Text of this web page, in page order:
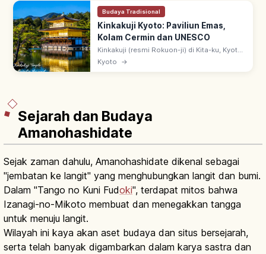
Budaya Tradisional
Kinkakuji Kyoto: Paviliun Emas,
Kolam Cermin dan UNESCO
Kinkakuji (resmi Rokuon-ji) di Kita-ku, Kyoto:
paviliun 3 lantai berlapis daun emas
(Shariden), didirikan Ashikaga Yoshimitsu.
Kyoto →
Sejarah dan Budaya
Amanohashidate
Sejak zaman dahulu, Amanohashidate dikenal sebagai
"jembatan ke langit" yang menghubungkan langit dan bumi.
Dalam "Tango no Kuni Fudoki", terdapat mitos bahwa
Izanagi-no-Mikoto membuat dan menegakkan tangga
untuk menuju langit.
Wilayah ini kaya akan aset budaya dan situs bersejarah,
serta telah banyak digambarkan dalam karya sastra dan